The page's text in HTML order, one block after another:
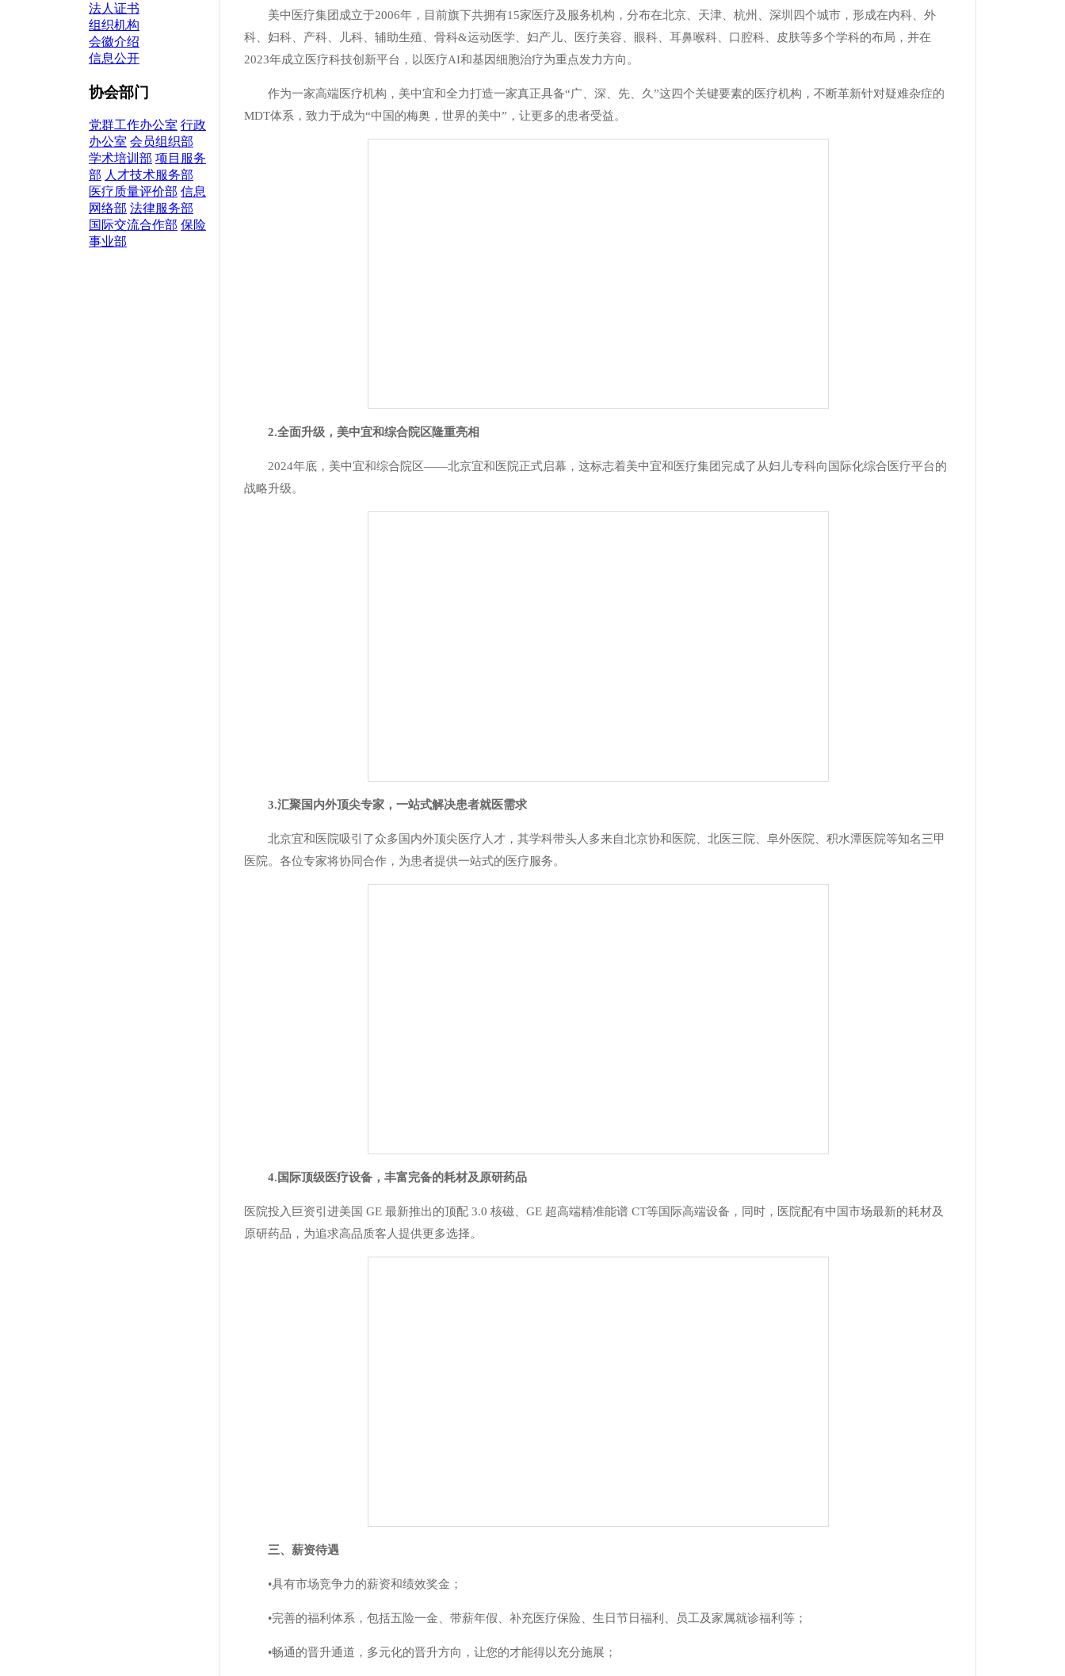
法人证书
组织机构
会徽介绍
信息公开
协会部门
党群工作办公室 行政
办公室 会员组织部
学术培训部 项目服务
部 人才技术服务部
医疗质量评价部 信息
网络部 法律服务部
国际交流合作部 保险
事业部
美中医疗集团成立于2006年，目前旗下共拥有15家医疗及服务机构，分布在北京、天津、杭州、深圳四个城市，形成在内科、外
科、妇科、产科、儿科、辅助生殖、骨科&运动医学、妇产儿、医疗美容、眼科、耳鼻喉科、口腔科、皮肤等多个学科的布局，并在
2023年成立医疗科技创新平台，以医疗AI和基因细胞治疗为重点发力方向。
作为一家高端医疗机构，美中宜和全力打造一家真正具备“广、深、先、久”这四个关键要素的医疗机构，不断革新针对疑难杂症的
MDT体系，致力于成为“中国的梅奥，世界的美中”，让更多的患者受益。
2.全面升级，美中宜和综合院区隆重亮相
2024年底，美中宜和综合院区——北京宜和医院正式启幕，这标志着美中宜和医疗集团完成了从妇儿专科向国际化综合医疗平台的
战略升级。
3.汇聚国内外顶尖专家，一站式解决患者就医需求
北京宜和医院吸引了众多国内外顶尖医疗人才，其学科带头人多来自北京协和医院、北医三院、阜外医院、积水潭医院等知名三甲
医院。各位专家将协同合作，为患者提供一站式的医疗服务。
4.国际顶级医疗设备，丰富完备的耗材及原研药品
医院投入巨资引进美国 GE 最新推出的顶配 3.0 核磁、GE 超高端精准能谱 CT等国际高端设备，同时，医院配有中国市场最新的耗材及
原研药品，为追求高品质客人提供更多选择。
三、薪资待遇
•具有市场竞争力的薪资和绩效奖金；
•完善的福利体系，包括五险一金、带薪年假、补充医疗保险、生日节日福利、员工及家属就诊福利等；
•畅通的晋升通道，多元化的晋升方向，让您的才能得以充分施展；